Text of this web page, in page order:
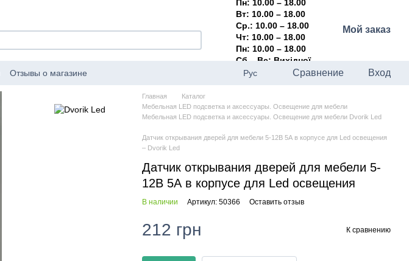
Пн: 10.00 – 18.00
Вт: 10.00 – 18.00
Ср.: 10.00 – 18.00
Чт: 10.00 – 18.00
Пн: 10.00 – 18.00
Сб – Вс: Вихідної
Мой заказ
Отзывы о магазине
Рус Сравнение Вход
Главная
Каталог
Мебельная LED подсветка и аксессуары. Освещение для мебели
Мебельная LED подсветка и аксессуары. Освещение для мебели Dvorik Led
Датчик открывания дверей для мебели 5-12В 5А в корпусе для Led освещения
– Dvorik Led
Датчик открывания дверей для мебели 5-
12В 5А в корпусе для Led освещения
В наличии Артикул: 50366 Оставить отзыв
212 грн К сравнению